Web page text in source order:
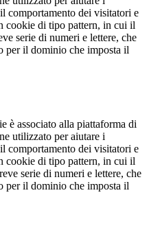
comportamento dei visitatori e
cookie di tipo pattern, in cui il
serie di numeri e lettere, che
per il dominio che imposta il
è associato alla piattaforma di
utilizzato per aiutare i
comportamento dei visitatori e
cookie di tipo pattern, in cui il
serie di numeri e lettere, che
per il dominio che imposta il